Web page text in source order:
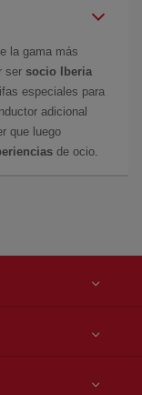
la gama más
ser socio Iberia
especiales para
adicional
que luego
de ocio.